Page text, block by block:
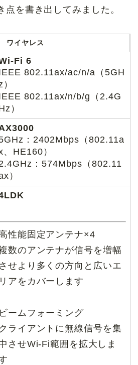
点を書き出してみました。
ワイヤレス
Fi 6
802.11ax/ac/n/a（5GH
）
802.11ax/n/b/g（2.4G
）
：2402Mbps（802.11a
、HE160）
：574Mbps（802.11
）
性能固定アンテナ×4
数のアンテナが信号を増幅
させより多くの方向と広いエ
リアをカバーします
ビームフォーミング
クライアントに無線信号を集
させWi-Fi範囲を拡大しま